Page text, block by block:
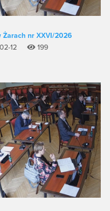
nr XXVI/2026
02-12
199